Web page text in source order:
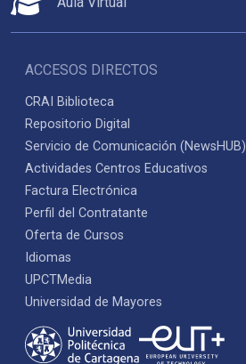
ACCESOS DIRECTOS
CRAI Biblioteca
Repositorio Digital
Servicio de Comunicación (NewsHUB)
Actividades Centros Educativos
Factura Electrónica
Perfil del Contratante
Oferta de Cursos
Idiomas
UPCTMedia
Universidad de Mayores